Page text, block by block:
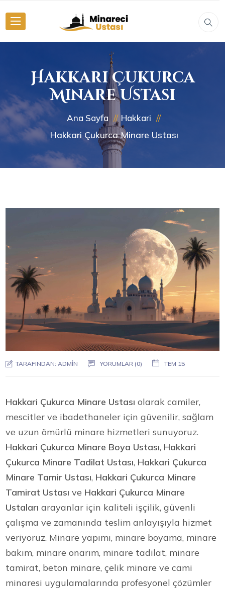
Hakkari Çukurca
Minare Ustası
Ana Sayfa Hakkari
Hakkari Çukurca Minare Ustası
TARAFINDAN: ADMIN YORUMLAR (0) TEM 15
Hakkari Çukurca Minare Ustası olarak camiler,
mescitler ve ibadethaneler için güvenilir, sağlam
ve uzun ömürlü minare hizmetleri sunuyoruz.
Hakkari Çukurca Minare Boya Ustası, Hakkari
Çukurca Minare Tadilat Ustası, Hakkari Çukurca
Minare Tamir Ustası, Hakkari Çukurca Minare
Tamirat Ustası ve Hakkari Çukurca Minare
Ustaları arayanlar için kaliteli işçilik, güvenli
çalışma ve zamanında teslim anlayışıyla hizmet
veriyoruz. Minare yapımı, minare boyama, minare
bakım, minare onarım, minare tadilat, minare
tamirat, beton minare, çelik minare ve cami
minaresi uygulamalarında profesyonel çözümler